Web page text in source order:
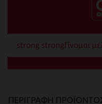
strong strongΓίνομαι
ΠΕΡΙΓΡΑΦΉ